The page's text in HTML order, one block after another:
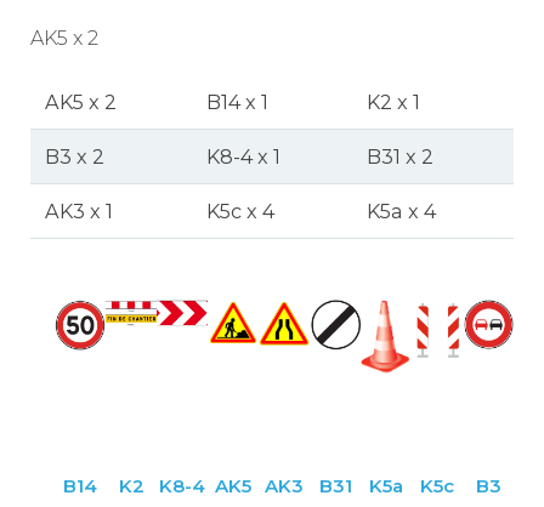
AK5 x 2
AK5 x 2 B14 x 1 K2 x 1
B3 x 2 K8-4 x 1 B31 x 2
AK3 x 1 K5c x 4 K5a x 4
B14 K2 K8-4 AK5 AK3 B31 K5a K5c B3